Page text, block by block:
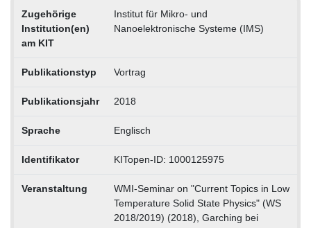
Zugehörige
Institution(en)
am KIT
Institut für Mikro- und
Nanoelektronische Systeme (IMS)
Publikationstyp Vortrag
Publikationsjahr 2018
Sprache Englisch
Identifikator KITopen-ID: 1000125975
Veranstaltung
WMI-Seminar on "Current Topics in Low
Temperature Solid State Physics" (WS
2018/2019) (2018), Garching bei